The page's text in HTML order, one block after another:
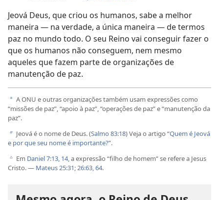
Jeová Deus, que criou os humanos, sabe a melhor
maneira — na verdade, a única maneira — de termos
paz no mundo todo. O seu Reino vai conseguir fazer o
que os humanos não conseguem, nem mesmo
aqueles que fazem parte de organizações de
manutenção de paz.
a A ONU e outras organizações também usam expressões como
“missões de paz”, “apoio à paz”, “operações de paz” e “manutenção da
paz”.
b Jeová é o nome de Deus. (Salmo 83:18) Veja o artigo “Quem é Jeová
e por que seu nome é importante?”.
c Em Daniel 7:13, 14, a expressão “filho de homem” se refere a Jesus
Cristo. — Mateus 25:31;26:63, 64.